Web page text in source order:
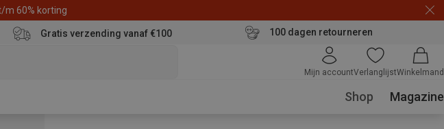
m 60% korting
Gratis verzending vanaf €100 100 dagen retourneren
Mijn accountVerlanglijstWinkelmand
Shop Magazine